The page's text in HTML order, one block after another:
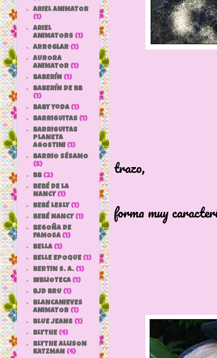
trazo,
forma muy
ARIEL ANIMATOR
(1)
ARIEL
ANIMATORS (1)
arreglar (1)
AURORA
ANIMATOR (1)
BABERÍN (1)
BABERÍN DE BB
(1)
baby yoda (1)
BARRIGUITAS (1)
BARRIGUITAS
PLANETA
AGOSTINI (1)
BARRIO SÉSAMO
(5)
bb (2)
BEBÉ DE LA
NANCY (1)
BEBÉ LESLY (1)
BEBÉ NANCY (1)
BEGOÑA DE
FAMOSA (1)
BELLA (1)
BELLE EPOQUE (1)
BERTIN S. A. (1)
BIBLIOTECA (1)
BJD BRU (1)
BLANCANIEVES
ANIMATOR (1)
BLUE JEANS (1)
BLYTHE (4)
BLYTHE ALLISON
KATZMAN (4)